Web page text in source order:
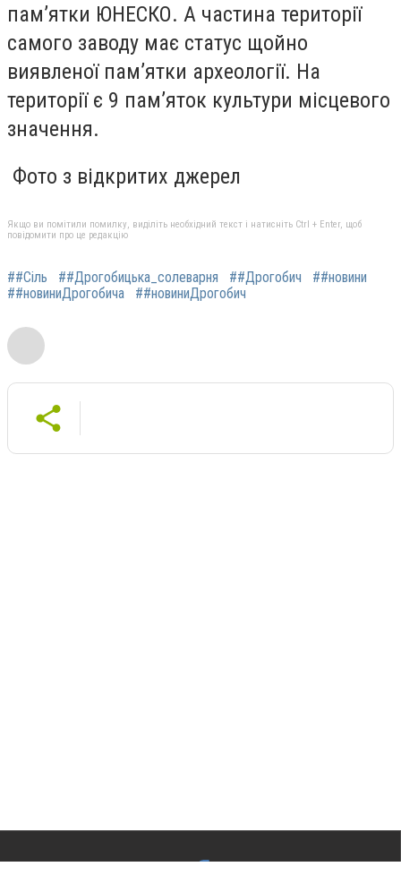
пам’ятки ЮНЕСКО. А частина території
самого заводу має статус щойно
виявленої пам’ятки археології. На
території є 9 пам’яток культури місцевого
значення.
Фото з відкритих джерел
Якщо ви помітили помилку, виділіть необхідний текст і натисніть Ctrl + Enter, щоб
повідомити про це редакцію
##Сіль ##Дрогобицька_солеварня ##Дрогобич
##новини
##новиниДрогобича
##новиниДрогобич